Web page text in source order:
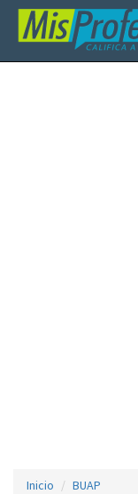
Inicio BUAP